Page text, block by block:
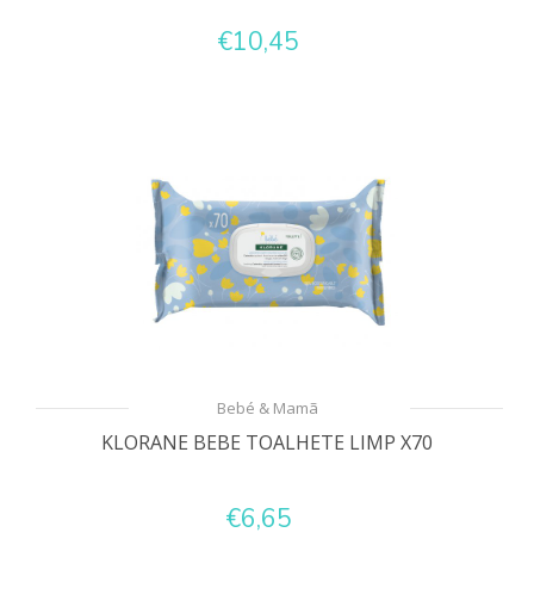
€10,45
Bebé & Mamã
KLORANE BEBE TOALHETE LIMP X70
€6,65